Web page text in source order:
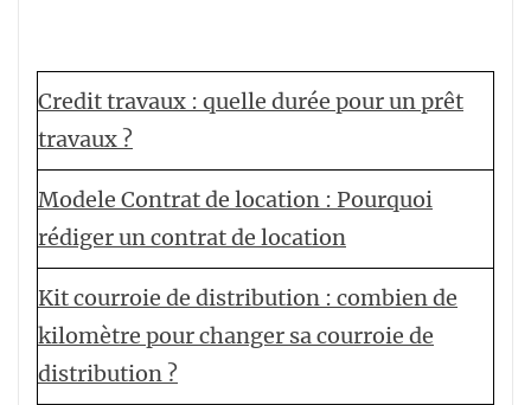
Credit travaux : quelle durée pour un prêt
travaux ?
Modele Contrat de location : Pourquoi
rédiger un contrat de location
Kit courroie de distribution : combien de
kilomètre pour changer sa courroie de
distribution ?